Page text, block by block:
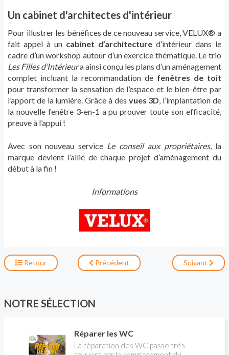
Un cabinet d'architectes d'intérieur
Pour illustrer les bénéfices de ce nouveau service, VELUX® a
fait appel à un cabinet d’architecture d’intérieur dans le
cadre d’un workshop autour d’un exercice thématique. Le trio
Les Filles d’Intérieura ainsi conçu les plans d’un aménagement
complet incluant la recommandation de fenêtres de toit
pour transformer la sensation de l’espace et le bien-être par
l’apport de la lumière. Grâce à des vues 3D, l’implantation de
la nouvelle fenêtre 3-en-1 a pu prouver toute son efficacité,
preuve à l’appui !
Avec son nouveau service Le conseil aux propriétaires, la
marque devient l’allié de chaque projet d’aménagement du
début à la fin !
Informations
Retour Précédent Suivant
NOTRE SÉLECTION
Réparer les WC
La réparation des WC passe très